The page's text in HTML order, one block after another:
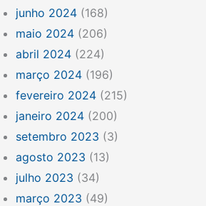
junho 2024 (168)
maio 2024 (206)
abril 2024 (224)
março 2024 (196)
fevereiro 2024 (215)
janeiro 2024 (200)
setembro 2023 (3)
agosto 2023 (13)
julho 2023 (34)
março 2023 (49)